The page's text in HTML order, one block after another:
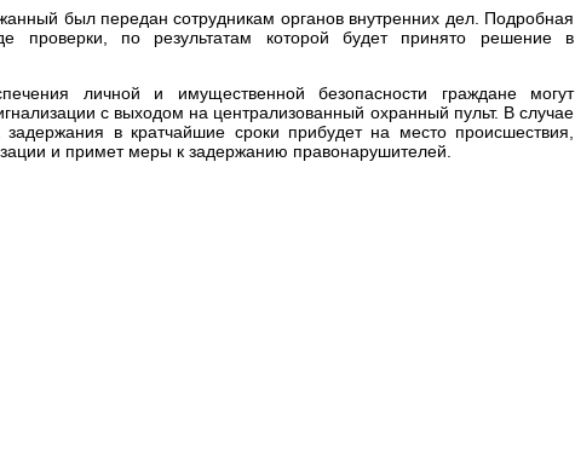
был передан сотрудникам органов внутренних дел. Подробная
проверки, по результатам которой будет принято решение в
личной и имущественной безопасности граждане могут
с выходом на централизованный охранный пульт. В случае
задержания в кратчайшие сроки прибудет на место происшествия,
и примет меры к задержанию правонарушителей.